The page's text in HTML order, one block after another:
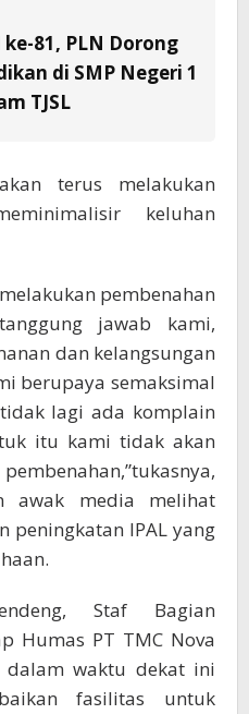
81, PLN Dorong
di SMP Negeri 1
TJSL
terus melakukan
keluhan
pembenahan
jawab kami,
dan kelangsungan
berupaya semaksimal
lagi ada komplain
itu kami tidak akan
awak media melihat
peningkatan IPAL yang
Staf Bagian
Humas PT TMC Nova
dalam waktu dekat ini
fasilitas untuk